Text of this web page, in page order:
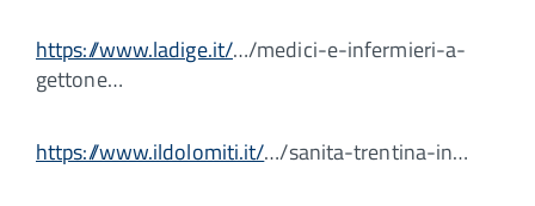
https://www.ladige.it/…/medici-e-infermieri-a-
gettone…
https://www.ildolomiti.it/…/sanita-trentina-in…